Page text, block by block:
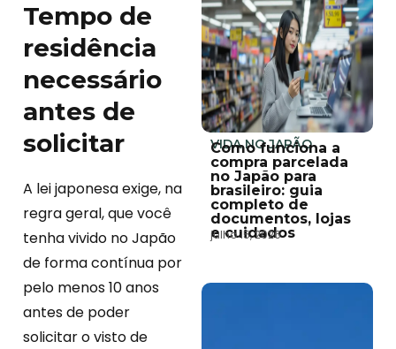
Tempo de
residência
necessário
antes de
solicitar
A lei japonesa exige, na
regra geral, que você
tenha vivido no Japão
de forma contínua por
pelo menos 10 anos
antes de poder
solicitar o visto de
VIDA NO JAPÃO
Como funciona a
compra parcelada
no Japão para
brasileiro: guia
completo de
documentos, lojas
e cuidados
julho 15, 2026